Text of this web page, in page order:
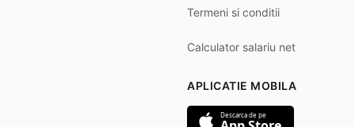
Termeni si conditii
Calculator salariu net
APLICATIE MOBILA
Descarca de pe